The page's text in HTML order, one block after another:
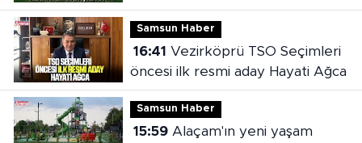
açılıyor
Samsun Haber
16:41
öncesi ilk resmi aday Hayati Ağca
Samsun Haber
15:59Alaçam'ın yeni yaşam